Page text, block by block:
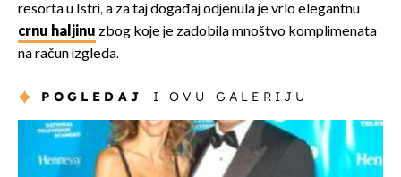
resorta u Istri, a za taj događaj odjenula je vrlo elegantnu
crnu haljinu zbog koje je zadobila mnoštvo komplimenata
na račun izgleda.
POGLEDAJ I OVU GALERIJU